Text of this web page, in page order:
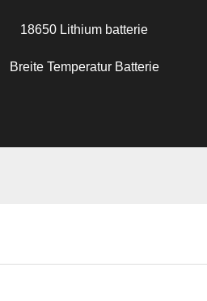
18650 Lithium batterie
Breite Temperatur Batterie